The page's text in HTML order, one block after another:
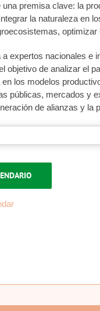
una premisa clave: la
la naturaleza en
a expertos nacionales e
objetivo de analizar el
los modelos
públicas, mercados y
de alianzas y la